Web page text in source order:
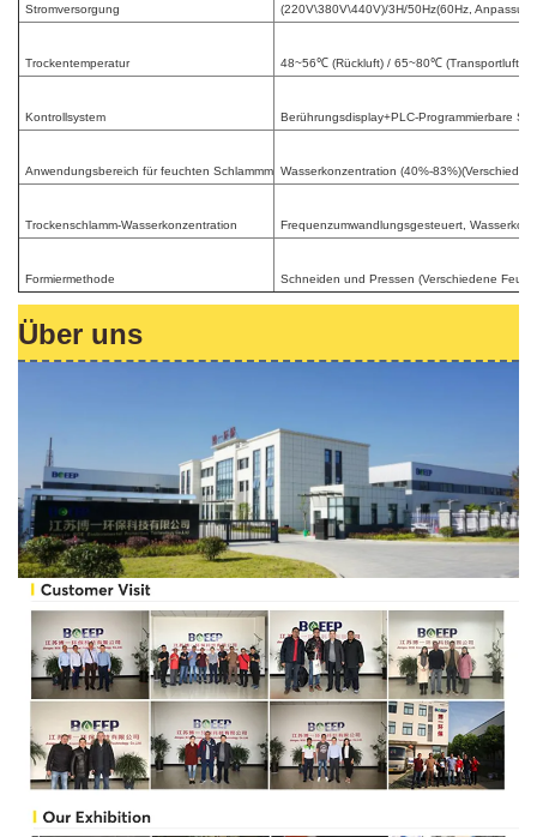
Stromversorgung (220V\380V\440V)/3H/50Hz(60Hz,
Trockentemperatur 48~56℃ (Rückluft) / 65~80℃ (Transportluft)
Kontrollsystem Berührungsdisplay+PLC-Programmierbare
Anwendungsbereich für feuchten Schlammm Wasserkonzentration (40%-
Trockenschlamm-Wasserkonzentration Frequenzumwandlungsgesteuert,
Formiermethode Schneiden und Pressen (Verschiedene
Über uns